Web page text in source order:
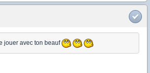
jouer avec ton beauf